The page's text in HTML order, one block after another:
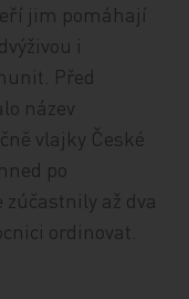
jim pomáhají
i
Před
název
vlajky České
po
až dva
ordinovat.